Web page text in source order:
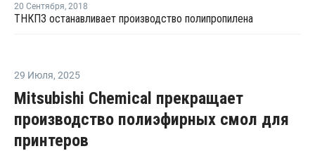
20 Сентября, 2018
ТНКПЗ останавливает производство полипропилена
29 Июля, 2025
Mitsubishi Chemical прекращает
производство полиэфирных смол для
принтеров